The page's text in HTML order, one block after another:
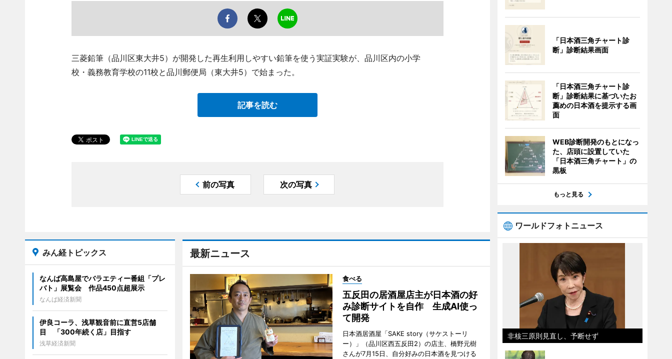
三菱鉛筆（品川区東大井5）が開発した再生利用しやすい鉛筆を使う実証実験が、品川区内の小学
校・義務教育学校の11校と品川郵便局（東大井5）で始まった。
記事を読む
前の写真 次の写真
最新ニュース
食べる
五反田の居酒屋店主が日本酒の好
み診断サイトを自作 生成AI使っ
て開発
日本酒居酒屋「SAKE story（サケストーリ
ー）」（品川区西五反田2）の店主、橋野元樹
さんが7月15日、自分好みの日本酒を見つける
みん経トピックス
なんば高島屋でバラエティー番組「プレ
バト」展覧会 作品450点超展示
なんば経済新聞
伊良コーラ、浅草観音前に直営5店舗
目 「300年続く店」目指す
浅草経済新聞
「日本酒三角チャート診
断」診断結果画面
「日本酒三角チャート診
断」診断結果に基づいたお
薦めの日本酒を提示する画
面
WEB診断開発のもとになっ
た、店頭に設置していた
「日本酒三角チャート」の
黒板
もっと見る
ワールドフォトニュース
非核三原則見直し、予断せず